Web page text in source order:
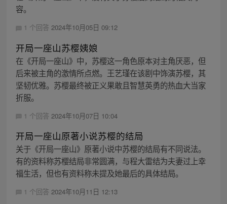
容。
1 个回答 2024年10月05日 09:12
开局一座山苏樱姨娘
在《开局一座山》中，苏樱这一角色原本对主角厌恶，但
后来被主角的激情所点燃。王艺瑾在该剧中饰演苏樱，其
坚韧优雅。苏樱最终被正义果敢且智慧英勇的热血大当家
折服。
1 个回答 2024年10月07日 10:04
开局一座山原著小说苏樱的结局
关于《开局一座山》原著小说中苏樱的结局有不同说法。
有的资料称苏樱结局非常圆满，与程大雷结为夫妻过上幸
福生活，但也有资料称未提及她最后的具体结局。
1 个回答 2024年10月11日 12:13